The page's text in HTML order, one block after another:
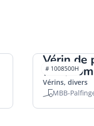
Vérin de
Ø30/
Vérins, divers
MBB-
# 1008500H